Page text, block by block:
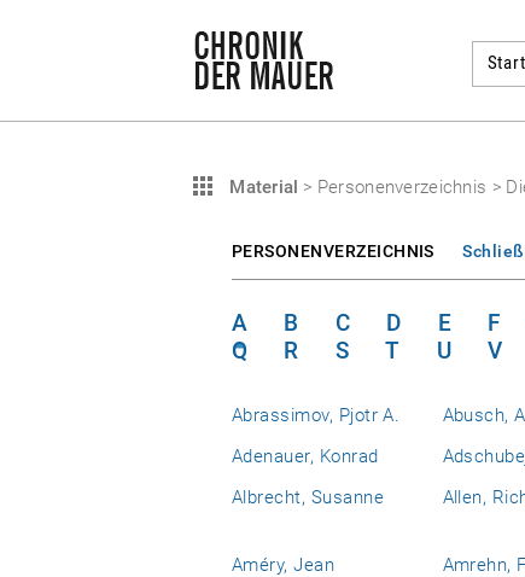
Material > Personenverzeichnis >
PERSONENVERZEICHNIS
A B C D E F
Q
R S T U V
Abrassimov, Pjotr A. Abusch,
Adenauer, Konrad
Albrecht, Susanne
Allen,
Améry, Jean
Amrehn,